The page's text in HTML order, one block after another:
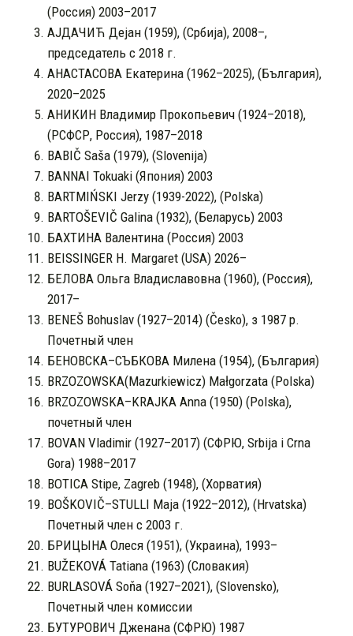
(Россия) 2003–2017
АЈДАЧИЋ Дејан (1959), (Србија), 2008–,
председатель с 2018 г.
АНАСТАСОВА Екатерина (1962–2025), (България),
2020–2025
АНИКИН Владимир Прокопьевич (1924–2018),
(РСФСР, Россия), 1987–2018
BABIČ Saša (1979), (Slovenija)
BANNAI Tokuaki (Япония) 2003
BARTMIŃSKI Jerzy (1939-2022), (Polska)
BARTOŠEVIČ Galina (1932), (Беларусь) 2003
БАХТИНА Валентина (Россия) 2003
BEISSINGER H. Margaret (USA) 2026–
БЕЛОВА Ольга Владиславовна (1960), (Россия),
2017–
BENEŠ Bohuslav (1927–2014) (Česko), з 1987 р.
Почетный член
БЕНОВСКА–СЪБКОВА Милена (1954), (България)
BRZOZOWSKA(Mazurkiewicz) Małgorzata (Polska)
BRZOZOWSKA–KRAJKA Anna (1950) (Polska),
почетный член
BOVAN Vladimir (1927–2017) (СФРЮ, Srbija i Crna
Gora) 1988–2017
BOTICA Stipe, Zagreb (1948), (Хорватия)
BOŠKOVIČ–STULLI Maja (1922–2012), (Hrvatska)
Почетный член с 2003 г.
БРИЦЫНА Олеся (1951), (Украина), 1993–
BUŽEKOVÁ Tatiana (1963) (Словакия)
BURLASOVÁ Soňa (1927–2021), (Slovensko),
Почетный член комиссии
БУТУРОВИЧ Дженана (СФРЮ) 1987